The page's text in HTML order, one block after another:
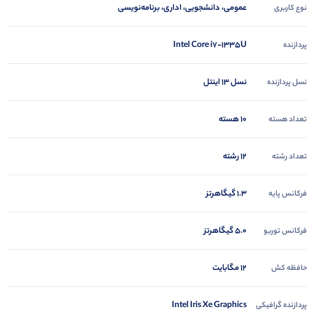
نوع کاربری عمومی، دانشجویی، اداری، برنامه‌نویسی
پردازنده Intel Core i7-1335U
نسل پردازنده نسل 13 اینتل
تعداد هسته 10 هسته
تعداد رشته 12 رشته
فرکانس پایه 1.3 گیگاهرتز
فرکانس توربو 5.0 گیگاهرتز
حافظه کش 12 مگابایت
پردازنده گرافیکی Intel Iris Xe Graphics